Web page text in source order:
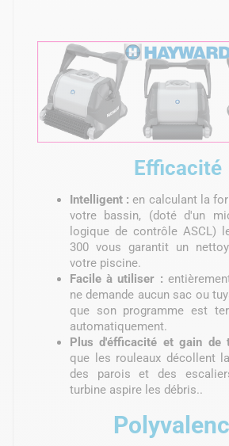
Efficacité
Intelligent :en calculant la
votre bassin, (doté d'un
logique de contrôle ASCL)
300 vous garantit un
votre piscine.
Facile à utiliser :
ne demande aucun sac ou
que son programme est
automatiquement.
Plus d'éfficacité et gain de
que les rouleaux décollent
des parois et des
turbine aspire les débris..